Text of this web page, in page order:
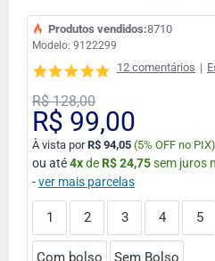
Modelo: 9122299
Produtos vendidos:8710
12 comentários |
R$ 99,00
R$ 128,00
À vista porR$ 94,05 (5% OFF no PIX)
ou até4xdeR$ 24,75sem juros
-ver mais parcelas
1 2 3 4 5